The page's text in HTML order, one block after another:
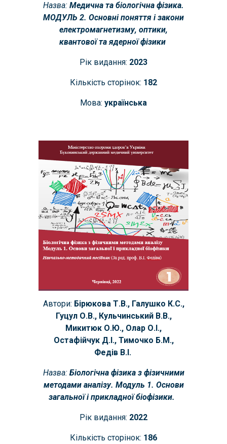
Назва: Медична та біологічна фізика.
МОДУЛЬ 2. Основні поняття і закони
електромагнетизму, оптики,
квантової та ядерної фізики
Рік видання: 2023
Кількість сторінок: 182
Мова: українська
Автори: Бірюкова Т.В., Галушко К.С.,
Гуцул О.В., Кульчинський В.В.,
Микитюк О.Ю., Олар О.І.,
Остафійчук Д.І., Тимочко Б.М.,
Федів В.І.
Назва:Біологічна фізика з фізичними
методами аналізу. Модуль 1. Основи
загальної і прикладної біофізики.
Рік видання: 2022
Кількість сторінок: 186